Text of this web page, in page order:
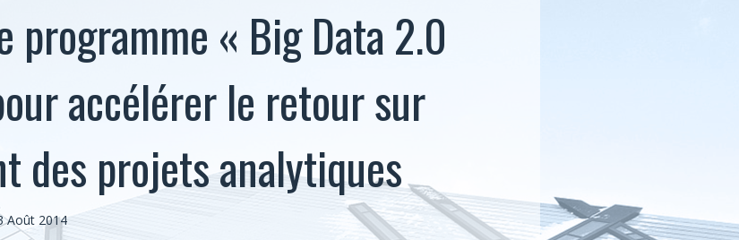
programme « Big Data 2.0
accélérer le retour sur
des projets analytiques
Août 2014